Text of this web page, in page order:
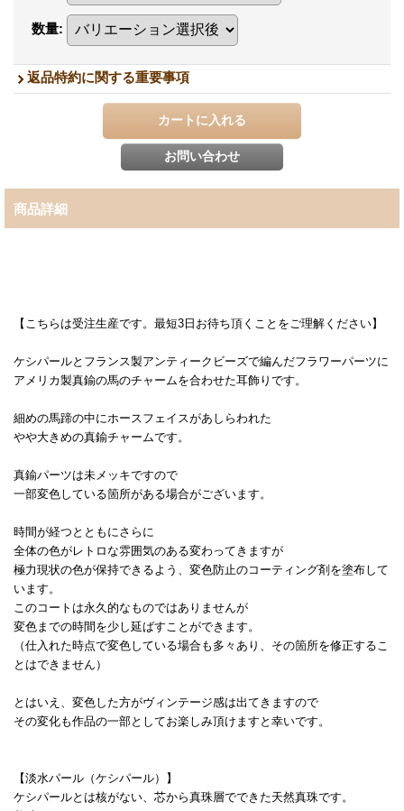
数量:
返品特約に関する重要事項
商品詳細
【こちらは受注生産です。最短3日お待ち頂くことをご理解ください】
ケシパールとフランス製アンティークビーズで編んだフラワーパーツに
アメリカ製真鍮の馬のチャームを合わせた耳飾りです。
細めの馬蹄の中にホースフェイスがあしらわれた
やや大きめの真鍮チャームです。
真鍮パーツは未メッキですので
一部変色している箇所がある場合がございます。
時間が経つとともにさらに
全体の色がレトロな雰囲気のある変わってきますが
極力現状の色が保持できるよう、変色防止のコーティング剤を塗布して
います。
このコートは永久的なものではありませんが
変色までの時間を少し延ばすことができます。
（仕入れた時点で変色している場合も多々あり、その箇所を修正するこ
とはできません）
とはいえ、変色した方がヴィンテージ感は出てきますので
その変化も作品の一部としてお楽しみ頂けますと幸いです。
【淡水パール（ケシパール）】
ケシパールとは核がない、芯から真珠層でできた天然真珠です。